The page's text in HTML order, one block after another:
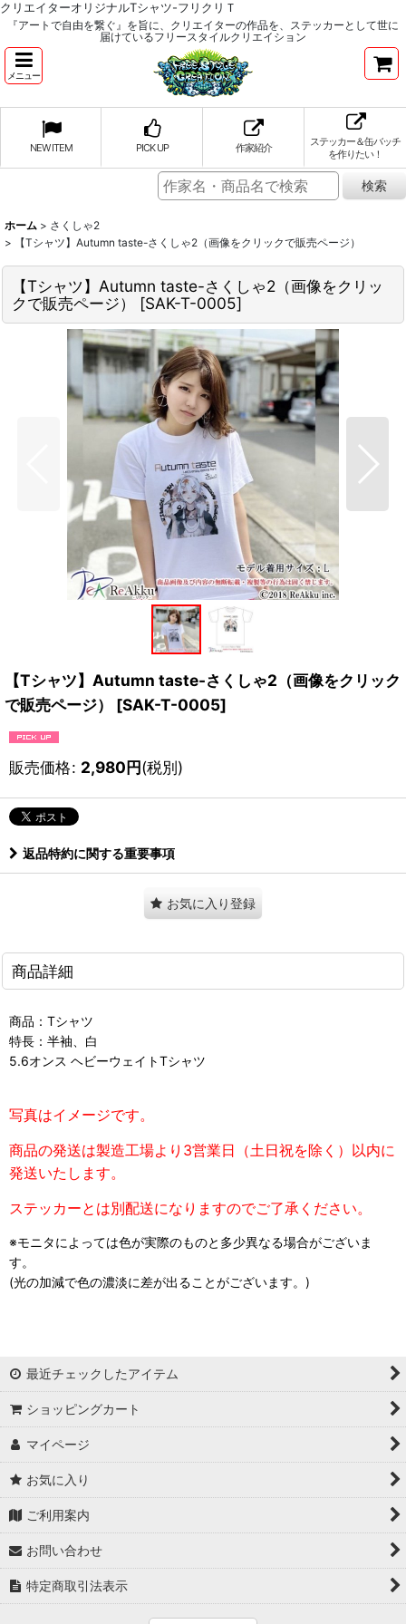
クリエイターオリジナルTシャツ-フリクリＴ
『アートで自由を繋ぐ』を旨に、クリエイターの作品を、ステッカーとして世に
届けているフリースタイルクリエイション
メニュー
NEW ITEM PICK UP 作家紹介
ステッカー＆缶バッチ
を作りたい！
ホーム > さくしゃ2
>
【Tシャツ】Autumn taste-さくしゃ2（画像をクリックで販売ページ）
【Tシャツ】Autumn taste-さくしゃ2（画像をクリッ
クで販売ページ）
[SAK-T-0005]
【Tシャツ】Autumn taste-さくしゃ2（画像をクリック
で販売ページ）
[SAK-T-0005]
販売価格: 2,980円(税別)
返品特約に関する重要事項
お気に入り登録
商品詳細
商品：Tシャツ
特長：半袖、白
5.6オンス ヘビーウェイトTシャツ
写真はイメージです。
商品の発送は製造工場より3営業日（土日祝を除く）以内に
発送いたします。
ステッカーとは別配送になりますのでご了承ください。
※モニタによっては色が実際のものと多少異なる場合がございま
す。
(光の加減で色の濃淡に差が出ることがございます。)
最近チェックしたアイテム
ショッピングカート
マイページ
お気に入り
ご利用案内
お問い合わせ
特定商取引法表示